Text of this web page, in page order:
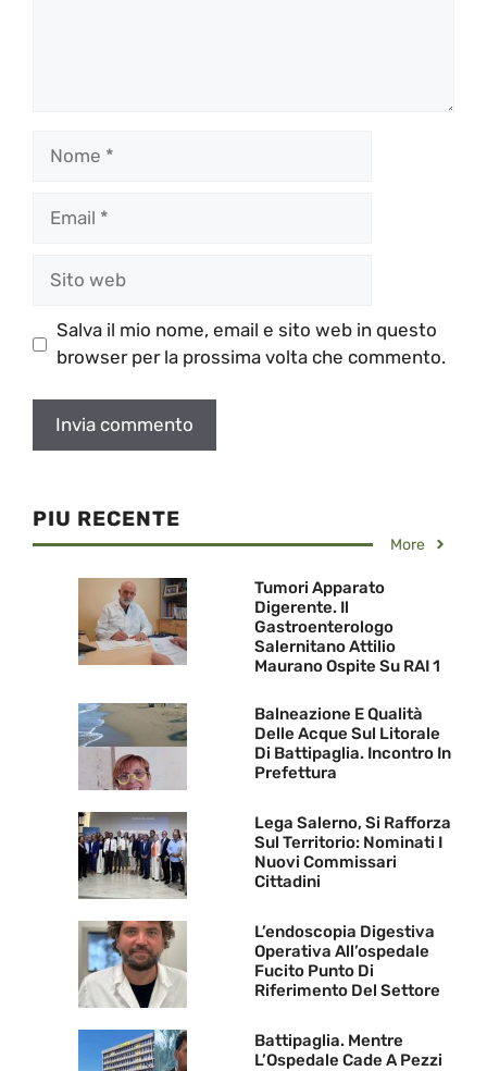
Salva il mio nome, email e sito web in questo
browser per la prossima volta che commento.
PIU RECENTE
More
Tumori Apparato
Digerente. Il
Gastroenterologo
Salernitano Attilio
Maurano Ospite Su RAI 1
Balneazione E Qualità
Delle Acque Sul Litorale
Di Battipaglia. Incontro In
Prefettura
Lega Salerno, Si Rafforza
Sul Territorio: Nominati I
Nuovi Commissari
Cittadini
L’endoscopia Digestiva
Operativa All’ospedale
Fucito Punto Di
Riferimento Del Settore
Battipaglia. Mentre
L’Ospedale Cade A Pezzi